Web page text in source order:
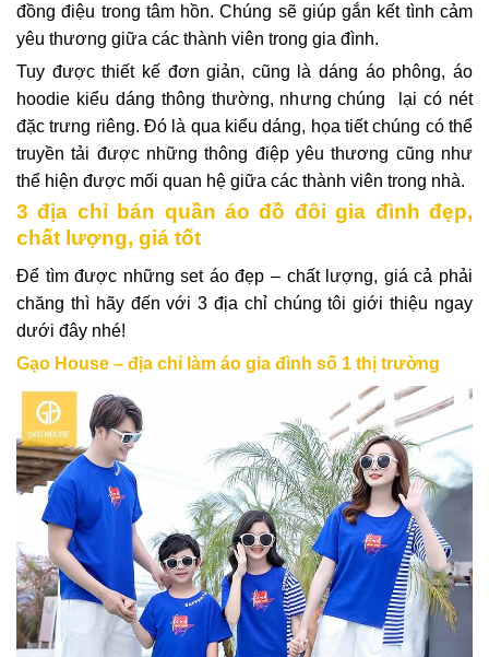
đồng điệu trong tâm hồn. Chúng sẽ giúp gắn kết tình cảm
yêu thương giữa các thành viên trong gia đình.
Tuy được thiết kế đơn giản, cũng là dáng áo phông, áo
hoodie kiểu dáng thông thường, nhưng chúng lại có nét
đặc trưng riêng. Đó là qua kiểu dáng, họa tiết chúng có thể
truyền tải được những thông điệp yêu thương cũng như
thể hiện được mối quan hệ giữa các thành viên trong nhà.
3 địa chỉ bán quần áo đồ đôi gia đình đẹp,
chất lượng, giá tốt
Để tìm được những set áo đẹp – chất lượng, giá cả phải
chăng thì hãy đến với 3 địa chỉ chúng tôi giới thiệu ngay
dưới đây nhé!
Gạo House – địa chỉ làm áo gia đình số 1 thị trường